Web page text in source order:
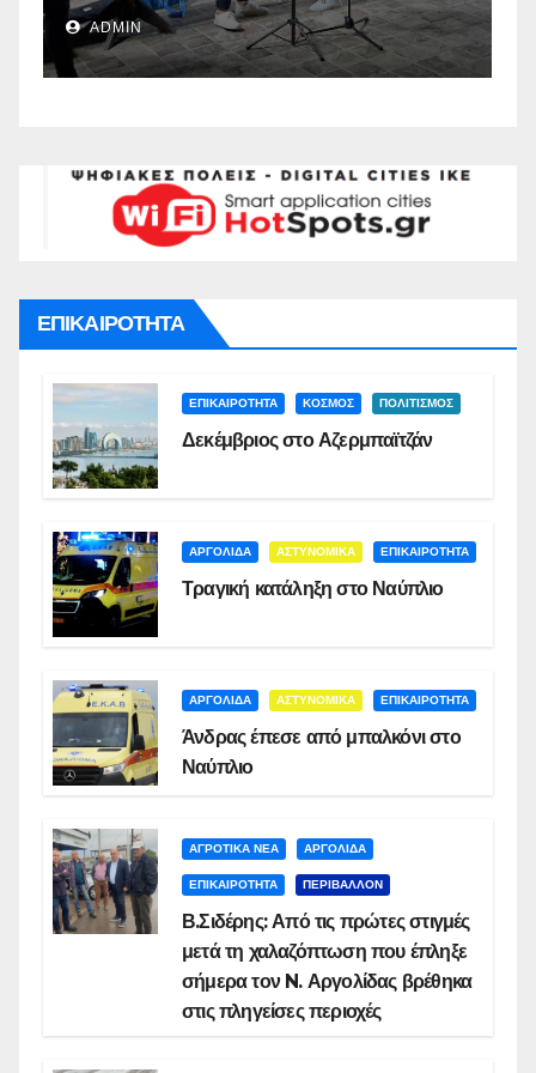
Ναυπλιέων(vid)
ADMIN
ΕΠΙΚΑΙΡΟΤΗΤΑ
ΕΠΙΚΑΙΡΟΤΗΤΑ ΚΟΣΜΟΣ ΠΟΛΙΤΙΣΜΟΣ
Δεκέμβριος στο Αζερμπαϊτζάν
ΑΡΓΟΛΙΔΑ ΑΣΤΥΝΟΜΙΚΑ ΕΠΙΚΑΙΡΟΤΗΤΑ
Τραγική κατάληξη στο Ναύπλιο
ΑΡΓΟΛΙΔΑ ΑΣΤΥΝΟΜΙΚΑ ΕΠΙΚΑΙΡΟΤΗΤΑ
Άνδρας έπεσε από μπαλκόνι στο
Ναύπλιο
ΑΓΡΟΤΙΚΑ ΝΕΑ ΑΡΓΟΛΙΔΑ
ΕΠΙΚΑΙΡΟΤΗΤΑ ΠΕΡΙΒΑΛΛΟΝ
Β.Σιδέρης: Από τις πρώτες στιγμές
μετά τη χαλαζόπτωση που έπληξε
σήμερα τον N. Αργολίδας βρέθηκα
στις πληγείσες περιοχές